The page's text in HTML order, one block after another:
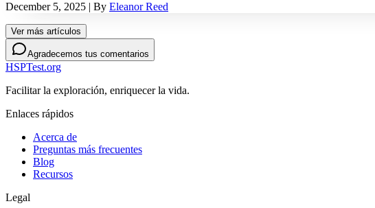
December 5, 2025 | By Eleanor Reed
Ver más artículos
Agradecemos tus comentarios
HSPTest.org
Facilitar la exploración, enriquecer la vida.
Enlaces rápidos
Acerca de
Preguntas más frecuentes
Blog
Recursos
Legal